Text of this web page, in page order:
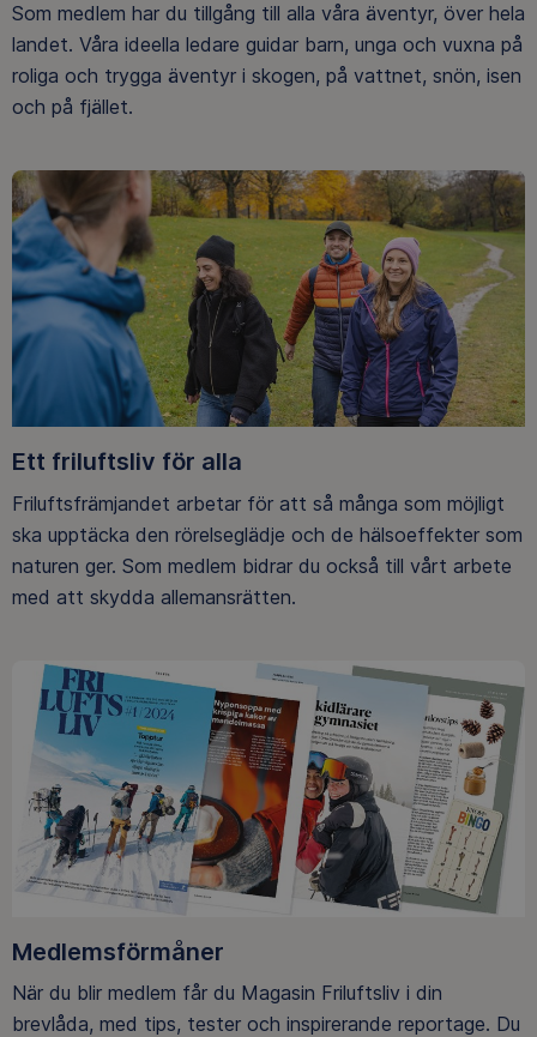
Som medlem har du tillgång till alla våra äventyr, över hela
landet. Våra ideella ledare guidar barn, unga och vuxna på
roliga och trygga äventyr i skogen, på vattnet, snön, isen
och på fjället.
Ett friluftsliv för alla
Friluftsfrämjandet arbetar för att så många som möjligt
ska upptäcka den rörelseglädje och de hälsoeffekter som
naturen ger. Som medlem bidrar du också till vårt arbete
med att skydda allemansrätten.
Medlemsförmåner
När du blir medlem får du Magasin Friluftsliv i din
brevlåda, med tips, tester och inspirerande reportage. Du